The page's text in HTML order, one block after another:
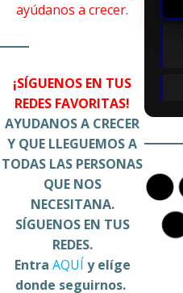
ayúdanos a crecer.
¡SÍGUENOS EN TUS
REDES FAVORITAS!
AYUDANOS A CRECER
Y QUE LLEGUEMOS A
TODAS LAS PERSONAS
QUE NOS
NECESITANA.
SÍGUENOS EN TUS
REDES.
Entra AQUÍ y elíge
donde seguirnos.